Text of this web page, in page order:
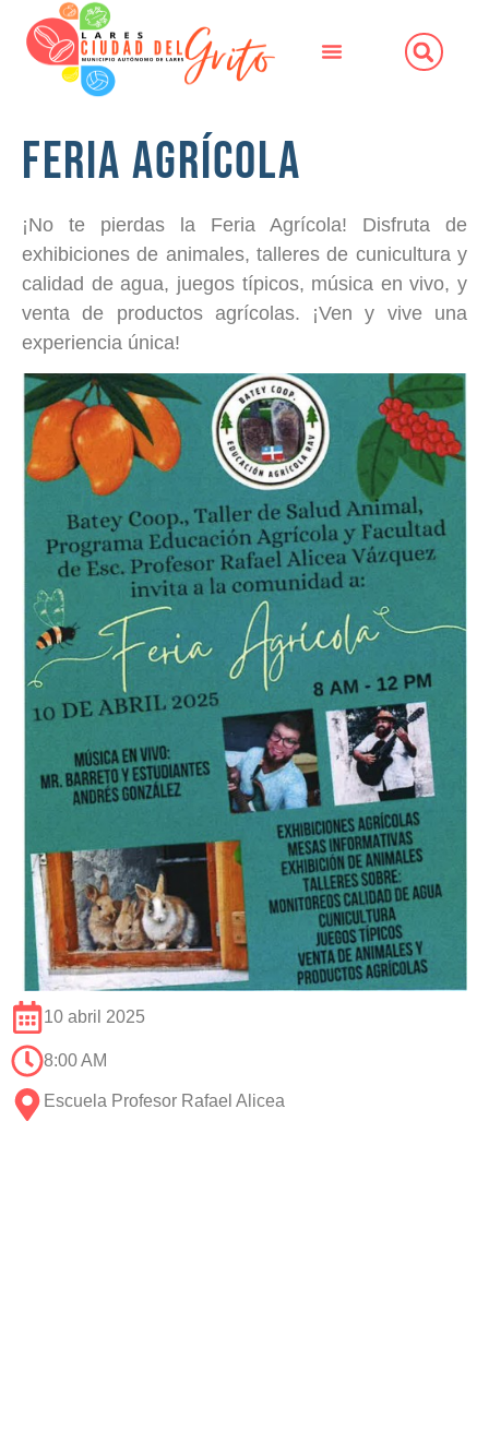
Feria Agrícola
¡No te pierdas la Feria Agrícola! Disfruta de
exhibiciones de animales, talleres de cunicultura y
calidad de agua, juegos típicos, música en vivo, y
venta de productos agrícolas. ¡Ven y vive una
experiencia única!
10 abril 2025
8:00 AM
Escuela Profesor Rafael Alicea